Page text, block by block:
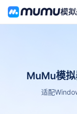
MuMu模拟
适配